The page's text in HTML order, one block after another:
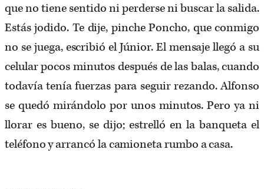
que no tiene sentido ni perderse ni buscar la salida.
Estás jodido. Te dije, pinche Poncho, que conmigo
no se juega, escribió el Júnior. El mensaje llegó a su
celular pocos minutos después de las balas, cuando
todavía tenía fuerzas para seguir rezando. Alfonso
se quedó mirándolo por unos minutos. Pero ya ni
llorar es bueno, se dijo; estrelló en la banqueta el
teléfono y arrancó la camioneta rumbo a casa.